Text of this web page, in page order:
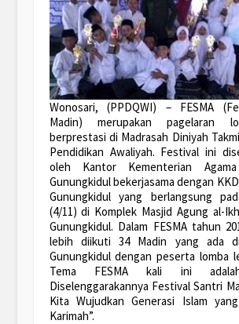
Wonosari, (PPDQWI) – FESMA
Madin) merupakan pagelaran
berprestasi di Madrasah Diniyah
Pendidikan Awaliyah. Festival ini
oleh Kantor Kementerian
Gunungkidul bekerjasama dengan
Gunungkidul yang berlangsung
(4/11) di Komplek Masjid Agung al-
Gunungkidul. Dalam FESMA tahun
lebih diikuti 34 Madin yang ada
Gunungkidul dengan peserta lomba
Tema FESMA kali ini
Diselenggarakannya Festival Santri
Kita Wujudkan Generasi Islam
Karimah”.